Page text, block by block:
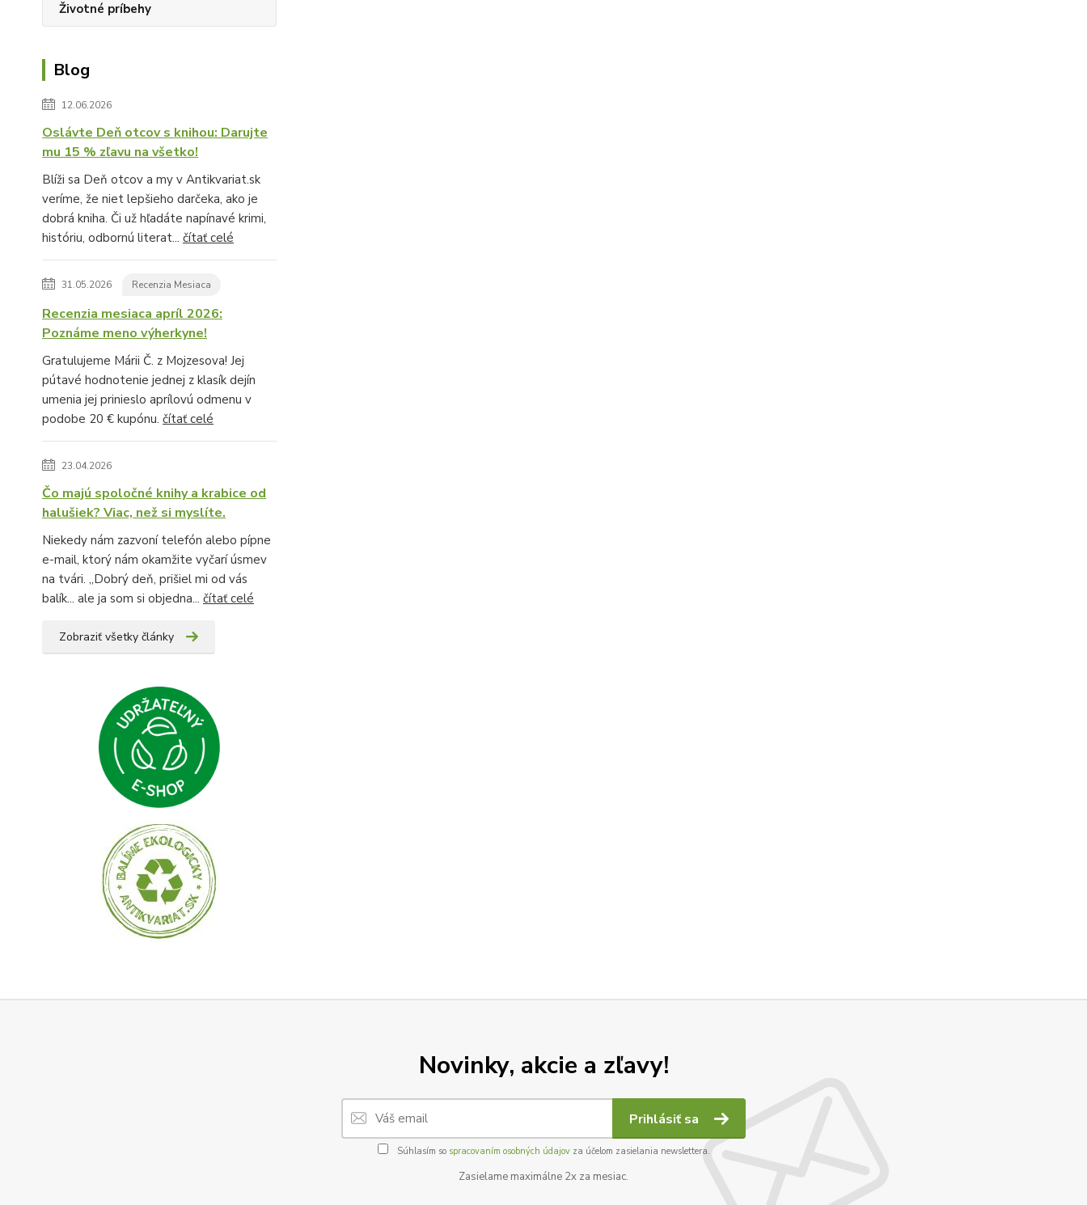
Životné príbehy
Blog
12.06.2026
Oslávte Deň otcov s knihou: Darujte
mu 15 % zľavu na všetko!
Blíži sa Deň otcov a my v Antikvariat.sk
veríme, že niet lepšieho darčeka, ako je
dobrá kniha. Či už hľadáte napínavé krimi,
históriu, odbornú literat... čítať celé
31.05.2026 Recenzia Mesiaca
Recenzia mesiaca apríl 2026:
Poznáme meno výherkyne!
Gratulujeme Márii Č. z Mojzesova! Jej
pútavé hodnotenie jednej z klasík dejín
umenia jej prinieslo aprílovú odmenu v
podobe 20 € kupónu. čítať celé
23.04.2026
Čo majú spoločné knihy a krabice od
halušiek? Viac, než si myslíte.
Niekedy nám zazvoní telefón alebo pípne
e-mail, ktorý nám okamžite vyčarí úsmev
na tvári. „Dobrý deň, prišiel mi od vás
balík... ale ja som si objedna... čítať celé
Zobraziť všetky články
Novinky, akcie a zľavy!
Prihlásiť sa
Súhlasím so spracovaním osobných údajovza účelom zasielania newslettera.
Zasielame maximálne 2x za mesiac.